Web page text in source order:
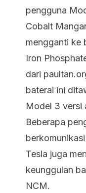
pengguna
Cobalt
mengganti ke
Iron
dari
baterai ini
Model 3 versi
Beberapa
Tesla juga
keunggulan
NCM.